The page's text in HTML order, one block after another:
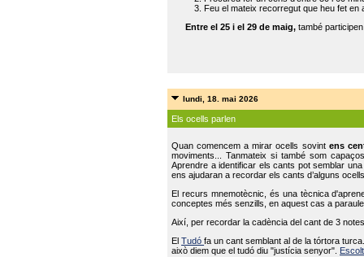
Feu el mateix recorregut que heu fet en
Entre el 25 i el 29 de maig, també
lundi, 18. mai 2026
Els ocells parlen
Quan comencem a mirar ocells sovint ens
moviments... Tanmateix si també som
Aprendre a identificar els cants pot semblar
ens ajudaran a recordar els cants d’alguns
El recurs mnemotècnic, és una tècnica
conceptes més senzills, en aquest cas a
Així, per recordar la cadència del cant de 3
ElTudófa un cant semblant al de la tórtora
això diem que el tudó diu "justícia senyor".